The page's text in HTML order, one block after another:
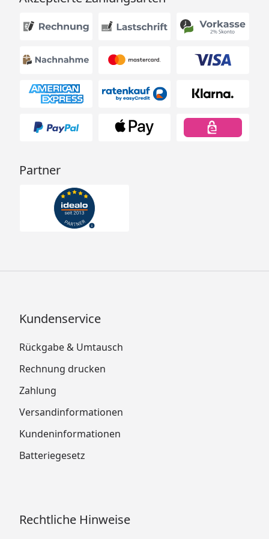
Partner
Kundenservice
Rückgabe & Umtausch
Rechnung drucken
Zahlung
Versandinformationen
Kundeninformationen
Batteriegesetz
Rechtliche Hinweise